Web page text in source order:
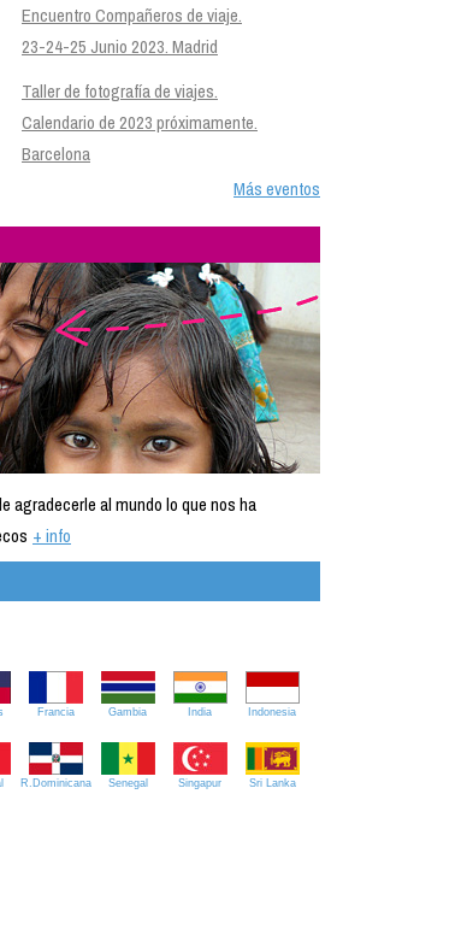
Encuentro Compañeros de viaje.
23-24-25 Junio 2023. Madrid
Taller de fotografía de viajes.
Calendario de 2023 próximamente.
Barcelona
Más eventos
agradecerle al mundo lo que nos ha
+ info
Francia Gambia India Indonesia
R.Dominicana Senegal Singapur Sri Lanka